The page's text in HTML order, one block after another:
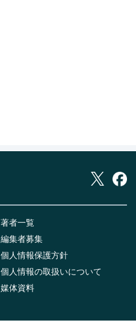
著者一覧
編集者募集
個人情報保護方針
個人情報の取扱いについて
媒体資料